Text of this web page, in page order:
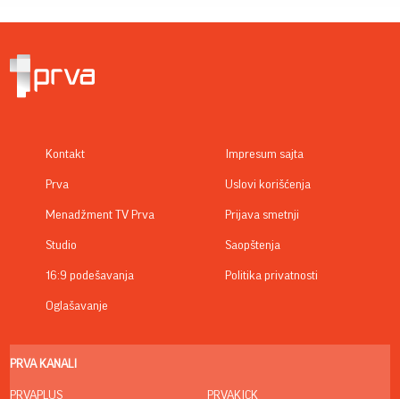
Kontakt
Prva
Menadžment TV Prva
Studio
16:9 podešavanja
Oglašavanje
Impresum sajta
Uslovi korišćenja
Prijava smetnji
Saopštenja
Politika privatnosti
PRVA KANALI
PRVAPLUS PRVAKICK